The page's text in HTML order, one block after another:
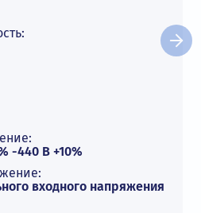
-440 В +10%
входного напряжения